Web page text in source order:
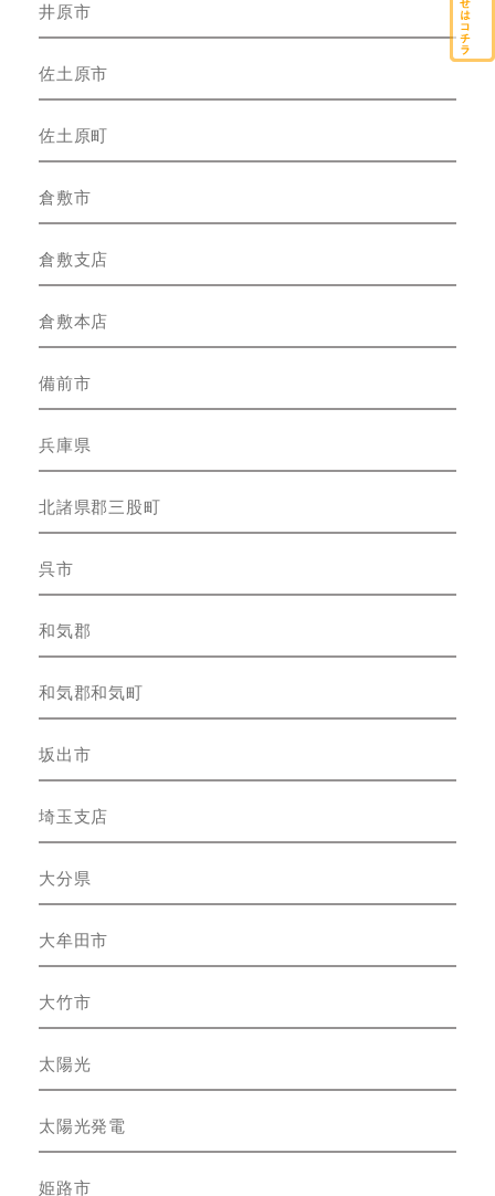
井原市
佐土原市
佐土原町
倉敷市
倉敷支店
倉敷本店
備前市
兵庫県
北諸県郡三股町
呉市
和気郡
和気郡和気町
坂出市
埼玉支店
大分県
大牟田市
大竹市
太陽光
太陽光発電
姫路市